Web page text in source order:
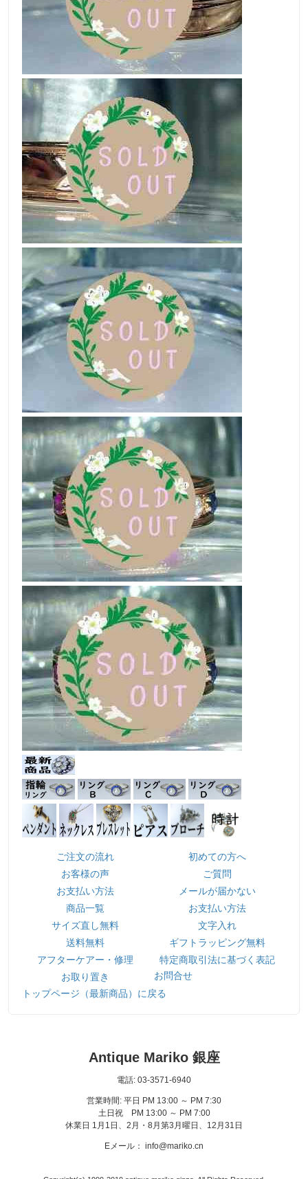
ご注文の流れ
お客様の声
お支払い方法
商品一覧
サイズ直し無料
送料無料
アフターケアー・修理
お取り置き
初めての方へ
ご質問
メールが届かない
お支払い方法
文字入れ
ギフトラッピング無料
特定商取引法に基づく表記
お問合せ
トップページ（最新商品）に戻る
Antique Mariko 銀座
電話: 03-3571-6940
営業時間: 平日 PM 13:00 ～ PM 7:30
土日祝 PM 13:00 ～ PM 7:00
休業日 1月1日、2月・8月第3月曜日、12月31日
Eメール： info@mariko.cn